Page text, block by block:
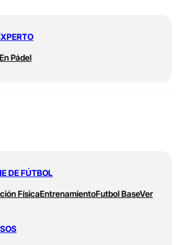
Pádel
DE FÚTBOL
FísicaEntrenamientoFutbol BaseVer